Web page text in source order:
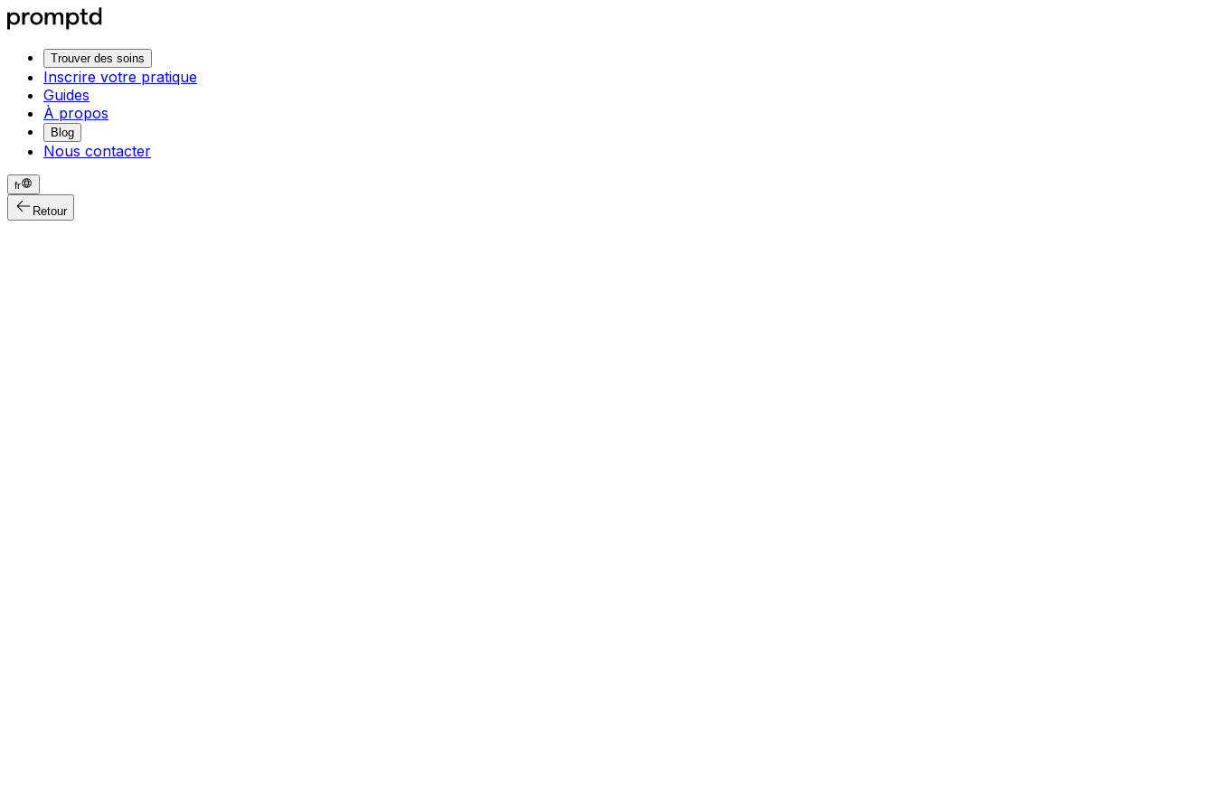
Trouver des soins
Inscrire votre pratique
Guides
À propos
Blog
Nous contacter
fr
Retour